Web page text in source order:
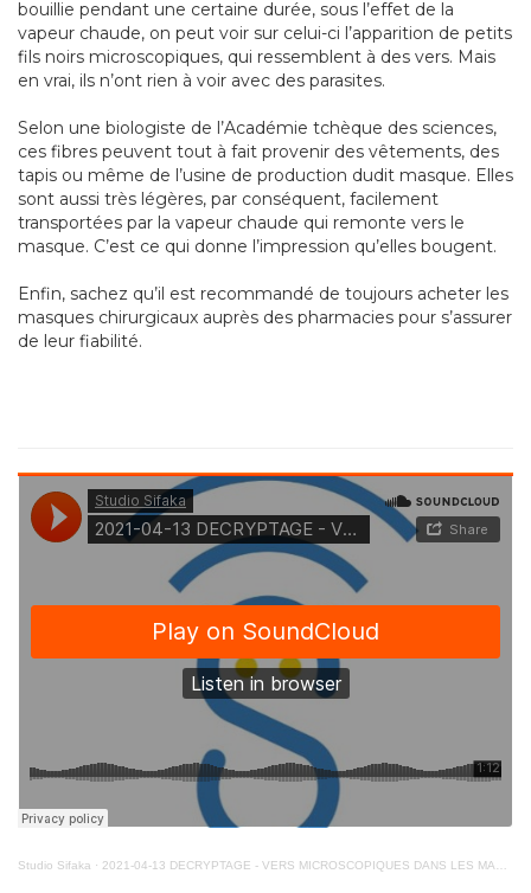
bouillie pendant une certaine durée, sous l’effet de la
vapeur chaude, on peut voir sur celui-ci l’apparition de petits
fils noirs microscopiques, qui ressemblent à des vers. Mais
en vrai, ils n’ont rien à voir avec des parasites.
Selon une biologiste de l’Académie tchèque des sciences,
ces fibres peuvent tout à fait provenir des vêtements, des
tapis ou même de l’usine de production dudit masque. Elles
sont aussi très légères, par conséquent, facilement
transportées par la vapeur chaude qui remonte vers le
masque. C’est ce qui donne l’impression qu’elles bougent.
Enfin, sachez qu’il est recommandé de toujours acheter les
masques chirurgicaux auprès des pharmacies pour s’assurer
de leur fiabilité.
Studio Sifaka · 2021-04-13 DECRYPTAGE - VERS MICROSCOPIQUES DANS LES MASQUES VF